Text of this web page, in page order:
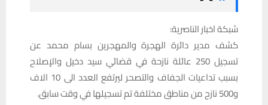
شبكة اخبار الناصرية:
كشف مدير دائرة الهجرة والمهجرين بسام محمد عن
تسجيل 250 عائلة نازحة في قضائي سيد دخيل والإصلاح
بسبب تداعيات الجفاف والتصحر ليرتفع العدد الى 10 الاف
و500 نازح من مناطق مختلفة تم تسجيلها في وقت سابق.